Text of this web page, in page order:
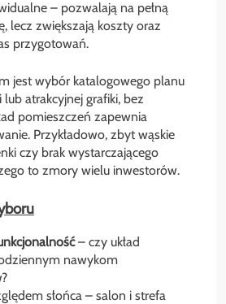
– pozwalają na pełną
lecz zwiększają koszty oraz
przygotowań.
jest wybór katalogowego planu
atrakcyjnej grafiki, bez
pomieszczeń zapewnia
Przykładowo, zbyt wąskie
czy brak wystarczającego
to zmory wielu inwestorów.
– czy układ
nawykom
słońca – salon i strefa